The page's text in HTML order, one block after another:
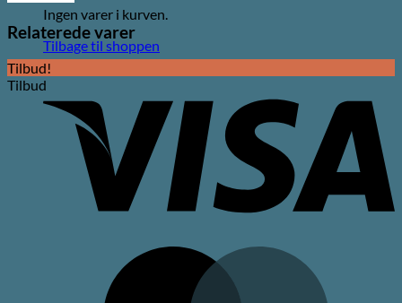
Ingen varer i kurven.
Tilbage til shoppen
Relaterede varer
Tilbud!
Tilbud